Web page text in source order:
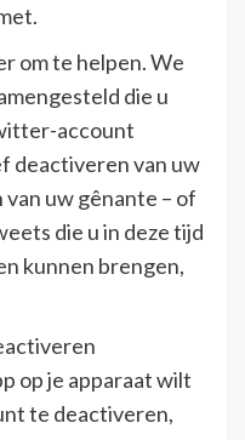
om te helpen. We
die u
account
deactiveren van uw
uw gênante – of
die u in deze tijd
kunnen brengen,
op je apparaat wilt
te deactiveren,